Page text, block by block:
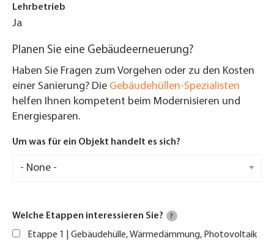
Lehrbetrieb
Ja
Planen Sie eine Gebäudeerneuerung?
Haben Sie Fragen zum Vorgehen oder zu den Kosten
einer Sanierung? Die Gebäudehüllen-Spezialisten
helfen Ihnen kompetent beim Modernisieren und
Energiesparen.
Um was für ein Objekt handelt es sich?
Welche Etappen interessieren Sie? ?
Etappe 1 | Gebäudehülle, Wärmedämmung, Photovoltaik